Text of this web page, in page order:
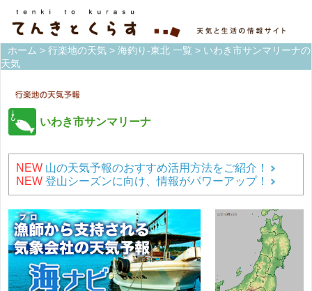
ホーム > 行楽地の天気 > 海釣り-東北 一覧 > いわき市サンマリーナの
天気
いわき市サンマリーナ
NEW 山の天気予報のおすすめ活用方法をご紹介！
NEW 登山シーズンに向け、情報がパワーアップ！